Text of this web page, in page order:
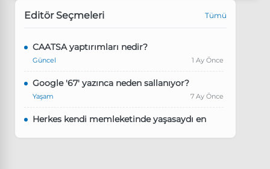
Editör Seçmeleri Tümü
CAATSA yaptırımları nedir?
Güncel 1 Ay Önce
Google '67' yazınca neden sallanıyor?
Yaşam 7 Ay Önce
Herkes kendi memleketinde yaşasaydı en